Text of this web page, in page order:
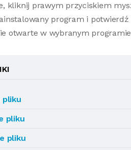
kliknij prawym przyciskiem
program i
otwarte w wybranym
pliku
pliku
pliku